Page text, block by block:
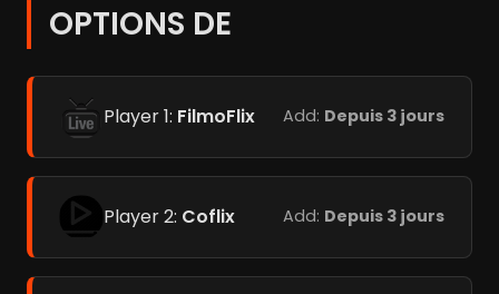
OPTIONS DE
Player 1: FilmoFlix Add: Depuis 3 jours
Player 2: Coflix Add: Depuis 3 jours